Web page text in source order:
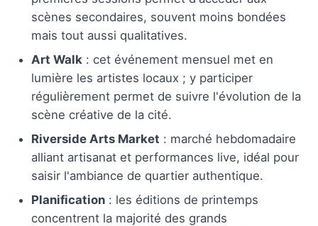
scènes secondaires, souvent moins bondées
mais tout aussi qualitatives.
Art Walk : cet événement mensuel met en
lumière les artistes locaux ; y participer
régulièrement permet de suivre l'évolution de la
scène créative de la cité.
Riverside Arts Market : marché hebdomadaire
alliant artisanat et performances live, idéal pour
saisir l'ambiance de quartier authentique.
Planification : les éditions de printemps
concentrent la majorité des grands